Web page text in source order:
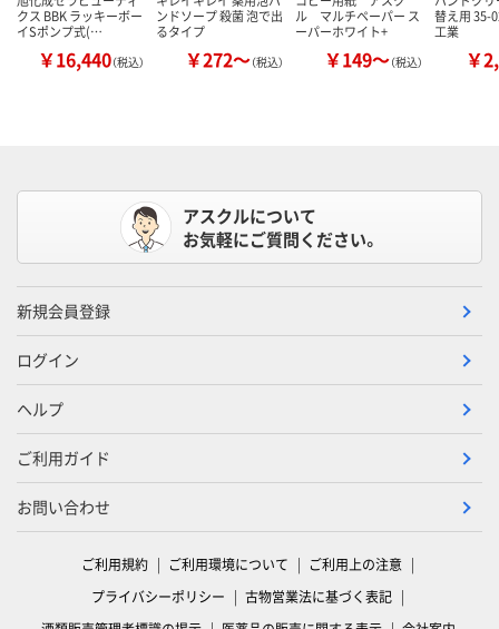
クス BBK ラッキーボー
イSポンプ式(…
￥16,440（税込）
ンドソープ 殺菌 泡で出
るタイプ
￥272～（税込）
ル マルチペーパー ス
ーパーホワイト+
￥149～（税込）
替え用 35-
工業
￥
アスクルについて
お気軽にご質問ください。
新規会員登録
ログイン
ヘルプ
ご利用ガイド
お問い合わせ
ご利用規約 ご利用環境について
ご利用上の注意
プライバシーポリシー
古物営業法に基づく表記